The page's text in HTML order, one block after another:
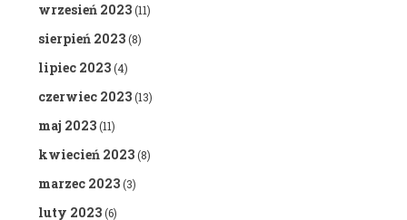
wrzesień 2023(11)
sierpień 2023(8)
lipiec 2023(4)
czerwiec 2023(13)
maj 2023(11)
kwiecień 2023(8)
marzec 2023(3)
luty 2023(6)